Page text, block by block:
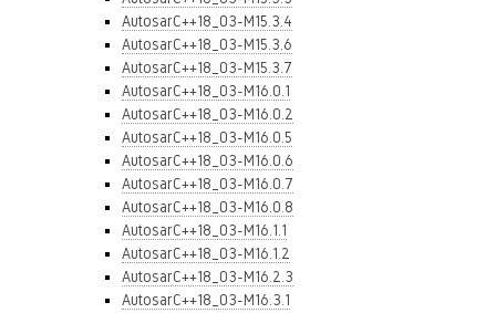
AutosarC++18_03-M15.3.4
AutosarC++18_03-M15.3.6
AutosarC++18_03-M15.3.7
AutosarC++18_03-M16.0.1
AutosarC++18_03-M16.0.2
AutosarC++18_03-M16.0.5
AutosarC++18_03-M16.0.6
AutosarC++18_03-M16.0.7
AutosarC++18_03-M16.0.8
AutosarC++18_03-M16.1.1
AutosarC++18_03-M16.1.2
AutosarC++18_03-M16.2.3
AutosarC++18_03-M16.3.1